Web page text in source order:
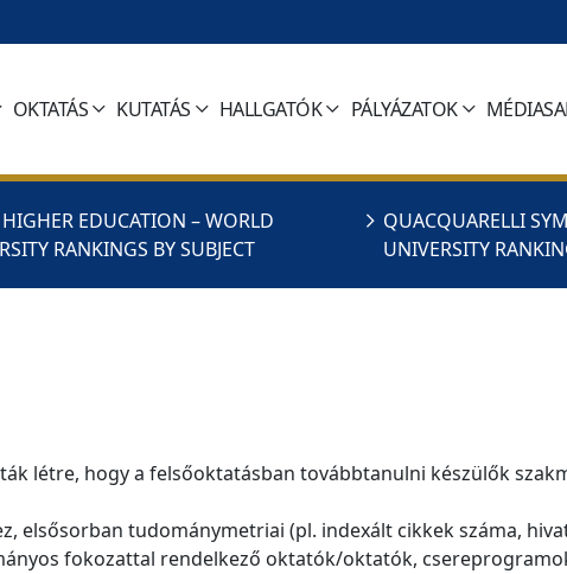
OKTATÁS KUTATÁS HALLGATÓK PÁLYÁZATOK
EDUCATION – WORLD
RANKINGS BY SUBJECT
QUACQUARELLI
UNIVERSITY
létre, hogy a felsőoktatásban továbbtanulni készülők
elsősorban tudománymetriai (pl. indexált cikkek száma,
fokozattal rendelkező oktatók/oktatók,